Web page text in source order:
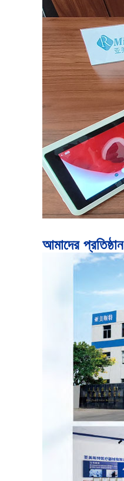
আমাদের প্রতিষ্ঠান